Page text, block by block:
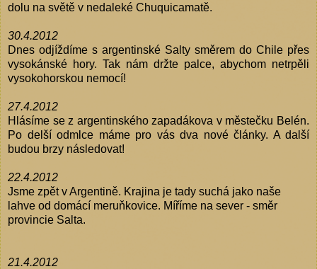
dolu na světě v nedaleké Chuquicamatě.
30.4.2012
Dnes odjíždíme s argentinské Salty směrem do Chile přes
vysokánské hory. Tak nám držte palce, abychom netrpěli
vysokohorskou nemocí!
27.4.2012
Hlásíme se z argentinského zapadákova v městečku Belén.
Po delší odmlce máme pro vás dva nové články. A další
budou brzy následovat!
22.4.2012
Jsme zpět v Argentině. Krajina je tady suchá jako naše
lahve od domácí meruňkovice. Míříme na sever - směr
provincie Salta.
21.4.2012